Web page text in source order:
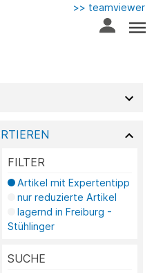
>> teamviewer
FILTER
Artikel mit Expertentipp
nur reduzierte Artikel
lagernd in Freiburg -
Stühlinger
SUCHE